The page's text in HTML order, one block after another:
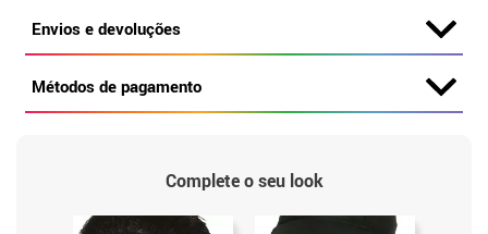
Envios e devoluções
Métodos de pagamento
Complete o seu look